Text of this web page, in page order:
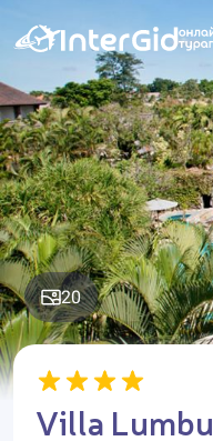
20
Villa